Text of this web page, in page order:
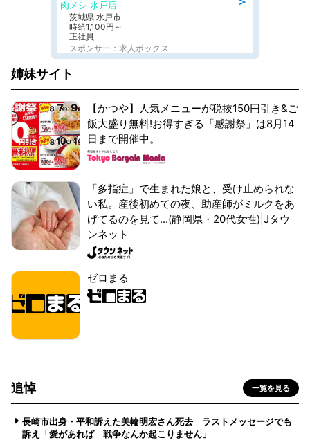
肉メシ 水戸店
茨城県 水戸市
時給1,100円～
正社員
スポンサー：求人ボックス
姉妹サイト
【かつや】人気メニューが税抜150円引き&ご
飯大盛り無料!お得すぎる「感謝祭」は8月14
日まで開催中。
「多指症」で生まれた娘と、受け止められな
い私。産後初めての夜、助産師がミルクをあ
げてるのを見て...(静岡県・20代女性)|Jタウ
ンネット
ゼロまる
追悼 一覧を見る
長崎市出身・平和訴えた美輪明宏さん死去 ラストメッセージでも
訴え「愛があれば 戦争なんか起こりません」